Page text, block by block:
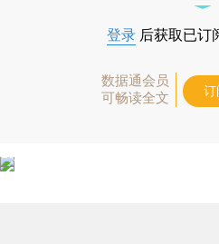
登录 后获取已订
数据通会员
可畅读全文
订